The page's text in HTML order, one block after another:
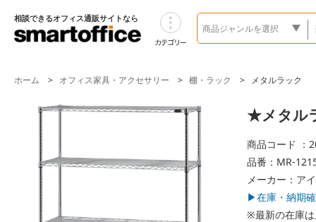
相談できるオフィス通販サイトなら
ホーム オフィス家具・アクセサリー 棚・ラック メタルラック
★メタル
商品コード ：
品番：MR-
メーカー：ア
▶在庫・納期
※最新の在庫